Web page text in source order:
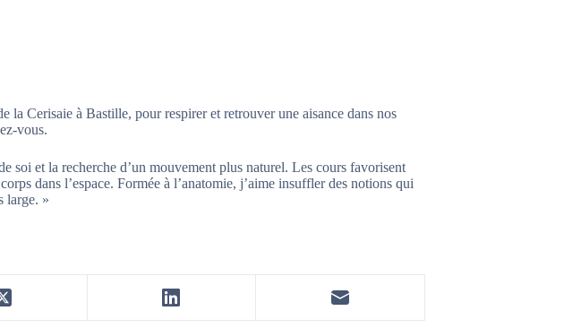
la Cerisaie à Bastille, pour respirer et retrouver une aisance dans nos
vous.
soi et la recherche d’un mouvement plus naturel. Les cours favorisent
dans l’espace. Formée à l’anatomie, j’aime insuffler des notions qui
large. »